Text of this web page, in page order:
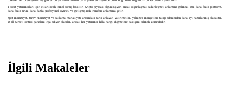
Toobit yatırımcıları için çıkarılacak temel sonuç basittir. Kripto piyasası olgunlaşıyor, ancak olgunlaşmak sakinleşmek anlamına gelmez. Bu, daha fazla platform,
daha fazla ürün, daha fazla profesyonel oyuncu ve gelişmiş risk transferi anlamına gelir.
Spot maruziyet, türev maruziyet ve saklama maruziyeti arasındaki farkı anlayan yatırımcılar, yalnızca manşetleri takip edenlerden daha iyi hazırlanmış olacaktır.
Wall Street kontrol panelini inşa ediyor olabilir, ancak her yatırımcı hâlâ hangi düğmelere bastığını bilmek zorundadır.
İlgili Makaleler